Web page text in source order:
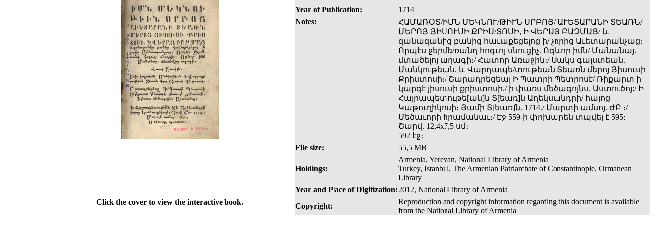
Year of Publication:
1714
Notes:
ՀԱՄԱՌՕՏ/ԻՄՆ ՄԵԿՆՈՒ/ԹԻՒՆ ՍՐԲՈՅ/ ԱՒԵՏԱՐԱՆԻ ՏԵԱՌՆ/
ՄԵՐՈՅ ՅԻՍՈՒՍԻ ՔՐԻՍ/ՏՈՍԻ, Ի ՎԵՐԱՅ ԲԱԶՄԱՑ/ և
զանազանից բանից հաւաքեցելոց ի/ չորից Աւետարանչաց։
Որպէս ջերմե/ռանդ հոգւոյ սնուցիչ. Ոգևոր իմն/ Մանանայ.
մտածելոյ աղագի։/ Հատոր Առաջին։/ Սակս գալստեան.
Մանկութեան. և Վարդապե/տութեան Տեառն մերոյ Յիսուսի
Քրիստոսի։/ Շարադրեցեալ Ի Պատրի Պետրոսէ/ Ռիքարտ ի
կարգէ յիսուսի քրիստոսի./ ի փառս մեծագոյնս. Աստուծոյ:/ Ի
Հայրապետութե[ան]ն Տ[եառ]ն Աղեկսանդրի/ հայոց
Կաթուղիկոսի։ Յամի Տ[եառ]ն. 1714./ Մարտի ամսոյ. ԺԲ ։/
Մեծաւորի հրամանաւ։/ Էջ 559-ի փոխարեն տպվել է 595:
Շարվ. 12,4x7,5 սմ։
592 էջ։
File size:
55,5 MB
Holdings:
Armenia, Yerevan, National Library of Armenia
Turkey, Istanbul, The Armenian Patriarchate of Constantinople, Ormanean
Library
Year and Place of Digitization:2012, National Library of Armenia
Click the cover to view the interactive book.
Copyright:
Reproduction and copyright information regarding this document is available
from the National Library of Armenia